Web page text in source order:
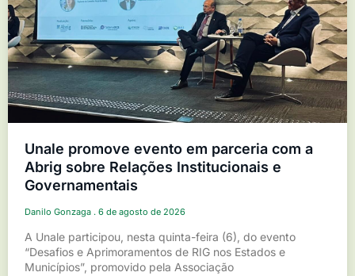
Unale promove evento em parceria com a
Abrig sobre Relações Institucionais e
Governamentais
Danilo Gonzaga 6 de agosto de 2026
A Unale participou, nesta quinta-feira (6), do evento
“Desafios e Aprimoramentos de RIG nos Estados e
Municípios”, promovido pela Associação